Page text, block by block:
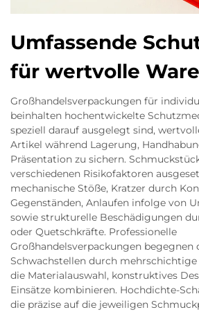
Umfassende
für wertvolle
Großhandelsverpackungen für
beinhalten hochentwickelte
speziell darauf ausgelegt sind,
Artikel während Lagerung,
Präsentation zu sichern.
verschiedenen Risikofaktoren
mechanische Stöße, Kratzer durch
Gegenständen, Anlaufen infolge von
sowie strukturelle Beschädigungen
oder Quetschkräfte. Professionelle
Großhandelsverpackungen begegnen
Schwachstellen durch
die Materialauswahl, konstruktives
Einsätze kombinieren. Hochdichte-
die präzise auf die jeweiligen